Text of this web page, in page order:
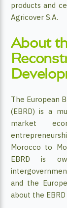
products and
Agricover S.A.
About
The European
(EBRD) is a
market
Morocco to
EBRD is
and the
about the